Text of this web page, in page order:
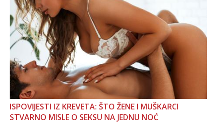
ISPOVIJESTI IZ KREVETA: ŠTO ŽENE I MUŠKARCI
STVARNO MISLE O SEKSU NA JEDNU NOĆ